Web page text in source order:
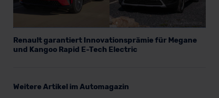
Renault garantiert Innovationsprämie für Megane
und Kangoo Rapid E-Tech Electric
Weitere Artikel im Automagazin